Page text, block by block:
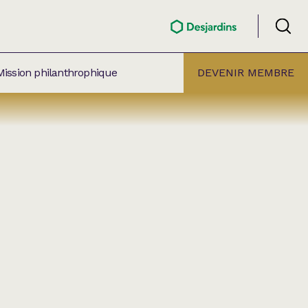
philanthrophique DEVENIR MEMBRE